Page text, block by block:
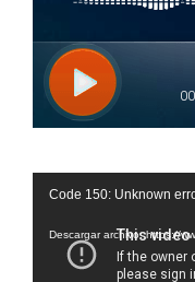
Reproductor
vídeo
Code 150: Unknown
Descargar archivo: https://